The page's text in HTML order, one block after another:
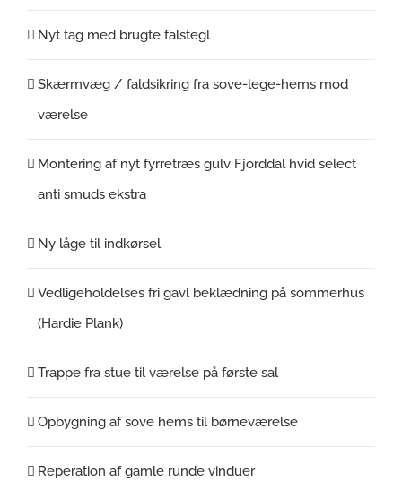
Nyt tag med brugte falstegl
Skærmvæg / faldsikring fra sove-lege-hems mod
værelse
Montering af nyt fyrretræs gulv Fjorddal hvid select
anti smuds ekstra
Ny låge til indkørsel
Vedligeholdelses fri gavl beklædning på sommerhus
(Hardie Plank)
Trappe fra stue til værelse på første sal
Opbygning af sove hems til børneværelse
Reperation af gamle runde vinduer